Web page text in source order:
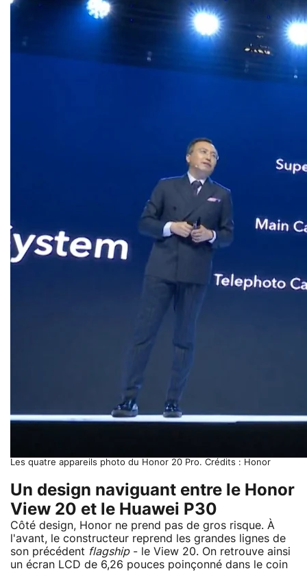
Les quatre appareils photo du Honor 20 Pro. Crédits : Honor
Un design naviguant entre le Honor
View 20 et le Huawei P30
Côté design, Honor ne prend pas de gros risque. À
l'avant, le constructeur reprend les grandes lignes de
son précédent flagship- le View 20. On retrouve ainsi
un écran LCD de 6,26 pouces poinçonné dans le coin